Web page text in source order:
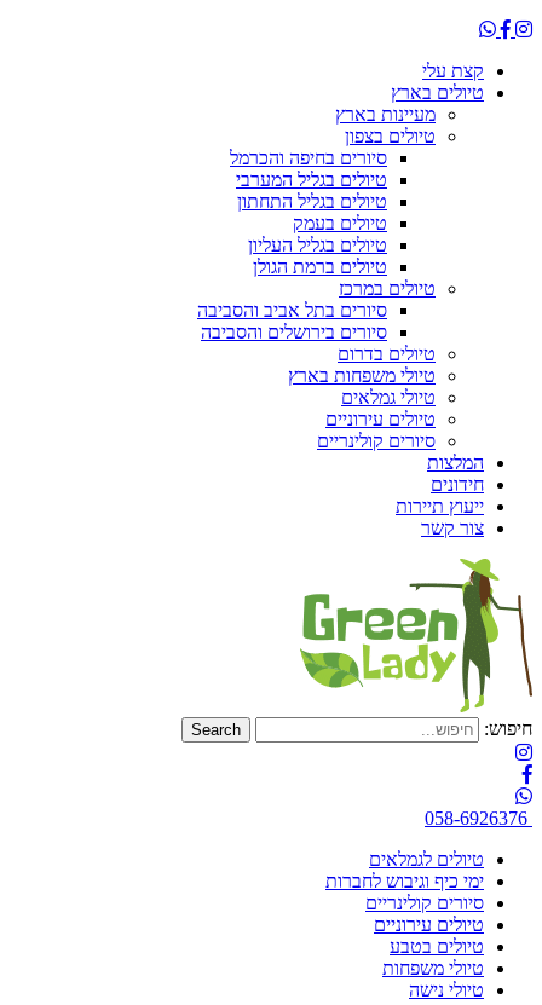
קצת עלי
טיולים בארץ
מעיינות בארץ
טיולים בצפון
סיורים בחיפה והכרמל
טיולים בגליל המערבי
טיולים בגליל התחתון
טיולים בעמק
טיולים בגליל העליון
טיולים ברמת הגולן
טיולים במרכז
סיורים בתל אביב והסביבה
סיורים בירושלים והסביבה
טיולים בדרום
טיולי משפחות בארץ
טיולי גמלאים
טיולים עירוניים
סיורים קולינריים
המלצות
חידונים
ייעוץ תיירות
צור קשר
חיפוש:
058-6926376
טיולים לגמלאים
ימי כיף וגיבוש לחברות
סיורים קולינריים
טיולים עירוניים
טיולים בטבע
טיולי משפחות
טיולי נישה